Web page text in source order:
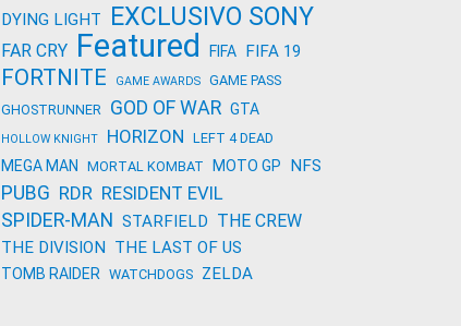
DYING LIGHT EXCLUSIVO SONY
FAR CRY Featured FIFA FIFA 19
FORTNITE GAME AWARDS
GAME PASS
GHOSTRUNNER GOD OF WAR GTA
HOLLOW KNIGHT HORIZON LEFT 4 DEAD
MEGA MAN MORTAL KOMBAT MOTO GP NFS
PUBG RDR RESIDENT EVIL
SPIDER-MAN STARFIELD THE CREW
THE DIVISION THE LAST OF US
TOMB RAIDER WATCHDOGS ZELDA